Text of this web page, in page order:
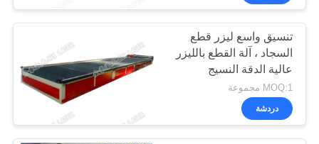
COMPANY
NEWS
خريطة
الموقع
آلة تصوير بالليزر
26
تنسيق واسع ليزر قطع
السجاد ، آلة القطع بالليزر
عالية الدقة النسيج
MOQ:1 مجموعة
دردشة